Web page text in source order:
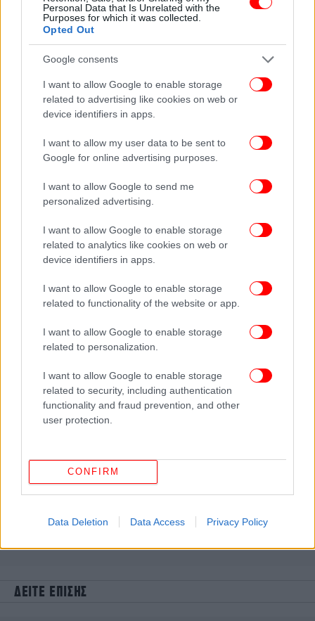
Personal Data that Is Unrelated with the
Purposes for which it was collected.
Opted Out
Google consents
I want to allow Google to enable storage
related to advertising like cookies on web or
device identifiers in apps.
I want to allow my user data to be sent to
Google for online advertising purposes.
I want to allow Google to send me
personalized advertising.
I want to allow Google to enable storage
related to analytics like cookies on web or
device identifiers in apps.
I want to allow Google to enable storage
related to functionality of the website or app.
I want to allow Google to enable storage
related to personalization.
I want to allow Google to enable storage
related to security, including authentication
functionality and fraud prevention, and other
user protection.
CONFIRM
Data Deletion Data Access Privacy Policy
πρώτοι όλες τις ειδήσεις
Δείτε όλες τις τελευταίεςΕιδήσειςαπό την Ελλάδα και τον Κόσμο,
ΔΙΑΒΑΣΤΕ ΠΕΡΙΣΣΟΤΕΡΑ ΆΝΟΙΑ ΊΔΡΥΜΑ ΝΤΊΝΑ ΚΏΝΣΤΑ
ΗΘΟΠΟΙΌΣ
ΔΕΙΤΕ ΕΠΙΣΗΣ